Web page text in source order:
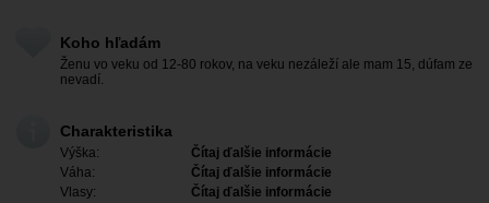
Koho hľadám
Ženu vo veku od 12-80 rokov, na veku nezáleží ale mam 15, dúfam ze
nevadí.
Charakteristika
Výška:
Čítaj ďalšie informácie
Váha:
Čítaj ďalšie informácie
Vlasy:
Čítaj ďalšie informácie